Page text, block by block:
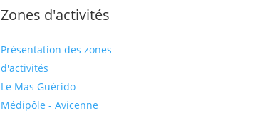
Zones d'activités
Présentation des zones
d'activités
Le Mas Guérido
Médipôle - Avicenne